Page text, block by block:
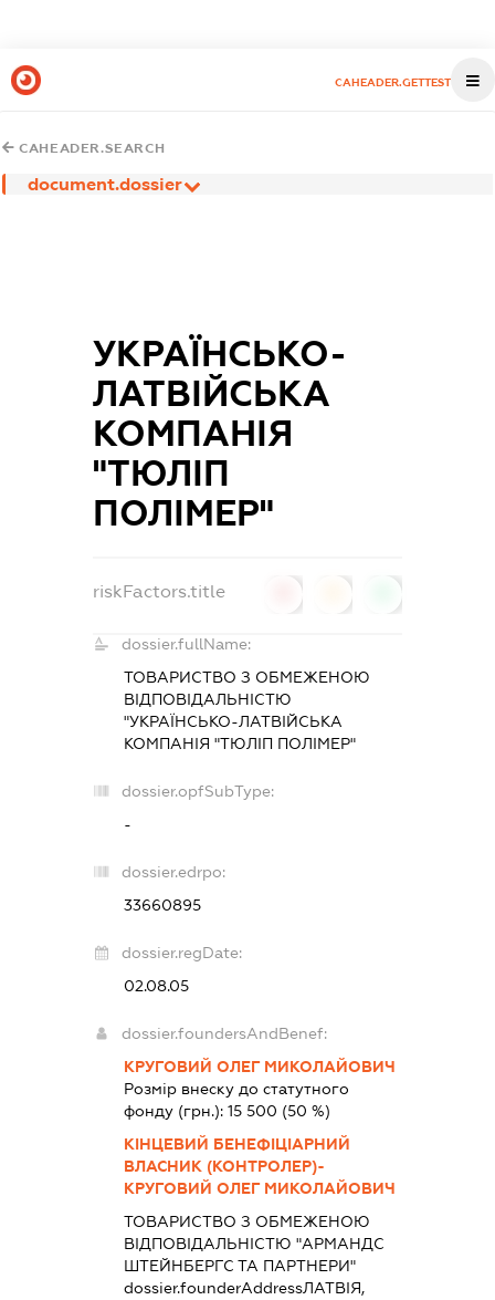
CAHEADER.GETTEST
CAHEADER.SEARCH
document.dossier
УКРАЇНСЬКО-
ЛАТВІЙСЬКА
КОМПАНІЯ
"ТЮЛІП
ПОЛІМЕР"
riskFactors.title
dossier.fullName:
ТОВАРИСТВО З ОБМЕЖЕНОЮ
ВІДПОВІДАЛЬНІСТЮ
"УКРАЇНСЬКО-ЛАТВІЙСЬКА
КОМПАНІЯ "ТЮЛІП ПОЛІМЕР"
dossier.opfSubType:
-
dossier.edrpo:
33660895
dossier.regDate:
02.08.05
dossier.foundersAndBenef:
КРУГОВИЙ ОЛЕГ МИКОЛАЙОВИЧ
Розмір внеску до статутного
фонду (грн.):15 500 (50 %)
КІНЦЕВИЙ БЕНЕФІЦІАРНИЙ
ВЛАСНИК (КОНТРОЛЕР)-
КРУГОВИЙ ОЛЕГ МИКОЛАЙОВИЧ
ТОВАРИСТВО З ОБМЕЖЕНОЮ
ВІДПОВІДАЛЬНІСТЮ "АРМАНДС
ШТЕЙНБЕРГС ТА ПАРТНЕРИ"
dossier.founderAddressЛАТВІЯ,